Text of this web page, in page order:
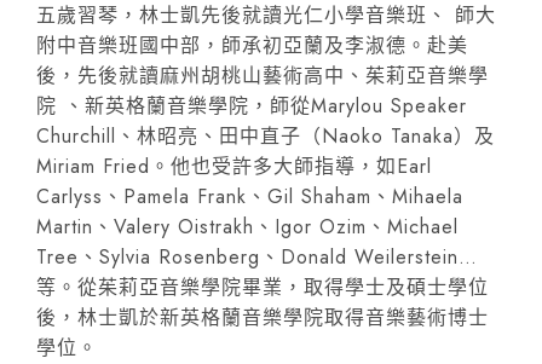
五歲習琴，林士凱先後就讀光仁小學音樂班、 師大
附中音樂班國中部，師承初亞蘭及李淑德。赴美
後，先後就讀麻州胡桃山藝術高中、茱莉亞音樂學
院 、新英格蘭音樂學院，師從Marylou Speaker
Churchill、林昭亮、田中直子（Naoko Tanaka）及
Miriam Fried。他也受許多大師指導，如Earl
Carlyss、Pamela Frank、Gil Shaham、Mihaela
Martin、Valery Oistrakh、Igor Ozim、Michael
Tree、Sylvia Rosenberg、Donald Weilerstein…
等。從茱莉亞音樂學院畢業，取得學士及碩士學位
後，林士凱於新英格蘭音樂學院取得音樂藝術博士
學位。